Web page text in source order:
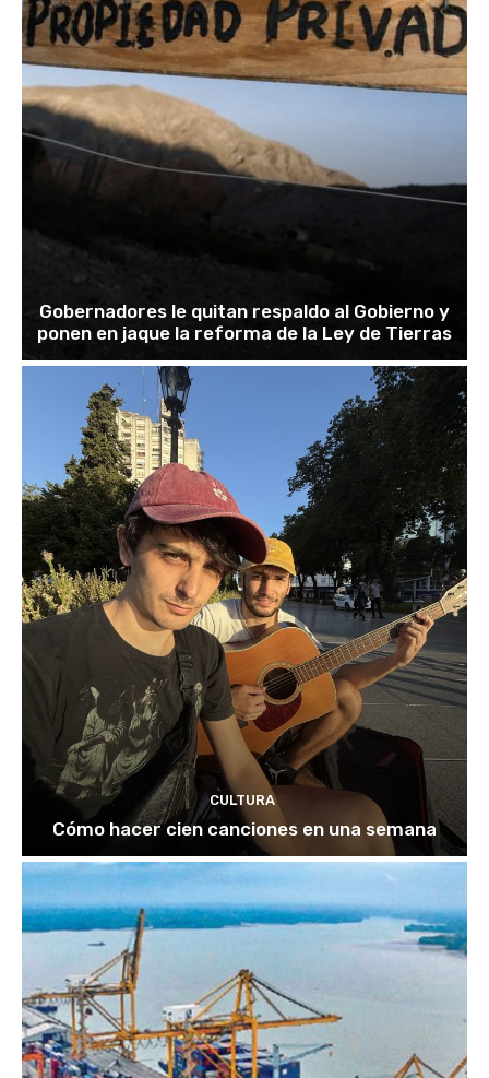
Gobernadores le quitan respaldo al Gobierno y
ponen en jaque la reforma de la Ley de Tierras
CULTURA
Cómo hacer cien canciones en una semana